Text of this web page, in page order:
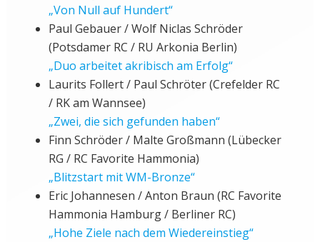
„Von Null auf Hundert“
Paul Gebauer / Wolf Niclas Schröder
(Potsdamer RC / RU Arkonia Berlin)
„Duo arbeitet akribisch am Erfolg“
Laurits Follert / Paul Schröter (Crefelder RC
/ RK am Wannsee)
„Zwei, die sich gefunden haben“
Finn Schröder / Malte Großmann (Lübecker
RG / RC Favorite Hammonia)
„Blitzstart mit WM-Bronze“
Eric Johannesen / Anton Braun (RC Favorite
Hammonia Hamburg / Berliner RC)
„Hohe Ziele nach dem Wiedereinstieg“